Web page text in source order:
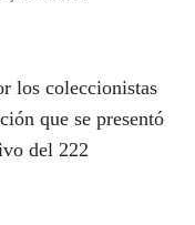
los coleccionistas
que se presentó
del 222